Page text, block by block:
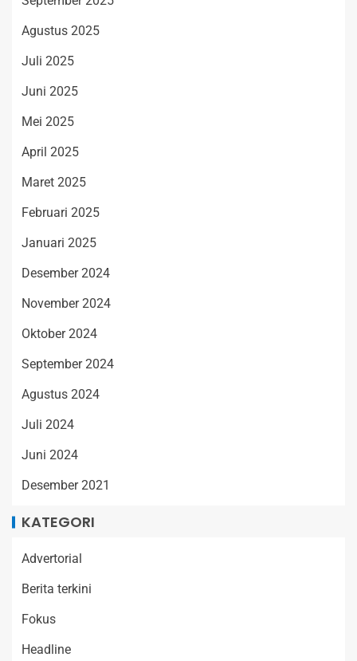
Agustus 2025
Juli 2025
Juni 2025
Mei 2025
April 2025
Maret 2025
Februari 2025
Januari 2025
Desember 2024
November 2024
Oktober 2024
September 2024
Agustus 2024
Juli 2024
Juni 2024
Desember 2021
KATEGORI
Advertorial
Berita terkini
Fokus
Headline